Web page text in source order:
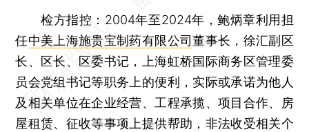
检方指控：2004年至2024年，鲍炳章利用担
任中美上海施贵宝制药有限公司董事长，徐汇副区
长、区长、区委书记，上海虹桥国际商务区管理委
员会党组书记等职务上的便利，实际或承诺为他人
及相关单位在企业经营、工程承揽、项目合作、房
屋租赁、征收等事项上提供帮助，非法收受相关个